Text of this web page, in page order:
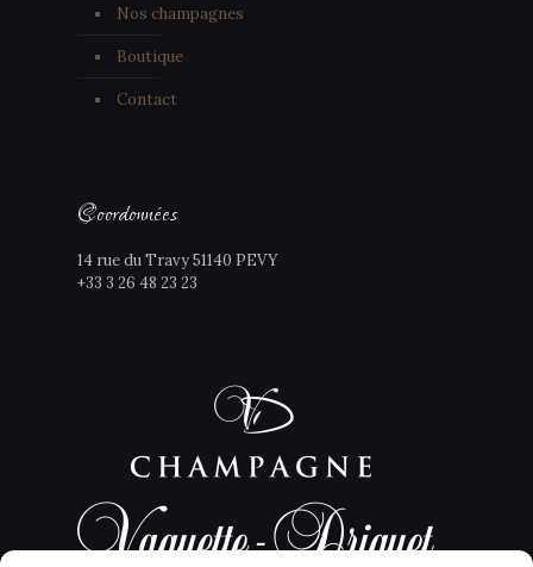
Nos champagnes
Boutique
Contact
Coordonnées
14 rue du Travy 51140 PEVY
+33 3 26 48 23 23